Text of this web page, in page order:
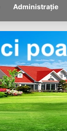
Administrație